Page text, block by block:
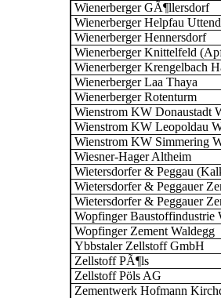
Wienerberger GÃ¶llersdorf
Wienerberger Helpfau
Wienerberger Hennersdorf
Wienerberger Knittelfeld
Wienerberger Krengelbach
Wienerberger Laa Thaya
Wienerberger Rotenturm
Wienstrom KW Donaustadt
Wienstrom KW Leopoldau
Wienstrom KW Simmering
Wiesner-Hager Altheim
Wietersdorfer & Peggau
Wietersdorfer & Peggauer
Wietersdorfer & Peggauer
Wopfinger Baustoffindustrie
Wopfinger Zement Waldegg
Ybbstaler Zellstoff GmbH
Zellstoff PÃ¶ls
Zellstoff Pöls AG
Zementwerk Hofmann